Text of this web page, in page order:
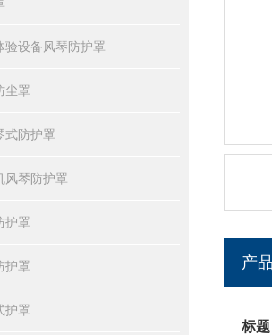
验设备风琴防护罩
尘罩
式防护罩
风琴防护罩
护罩
护罩
护罩
产
标